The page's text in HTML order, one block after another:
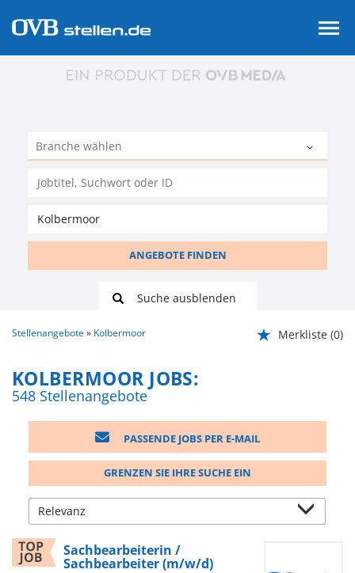
ANGEBOTE FINDEN
Suche ausblenden
Stellenangebote Kolbermoor Merkliste (0)
KOLBERMOOR JOBS:
548 Stellenangebote
PASSENDE JOBS PER E-MAIL
GRENZEN SIE IHRE SUCHE EIN
Sachbearbeiterin /
Sachbearbeiter (m/w/d)